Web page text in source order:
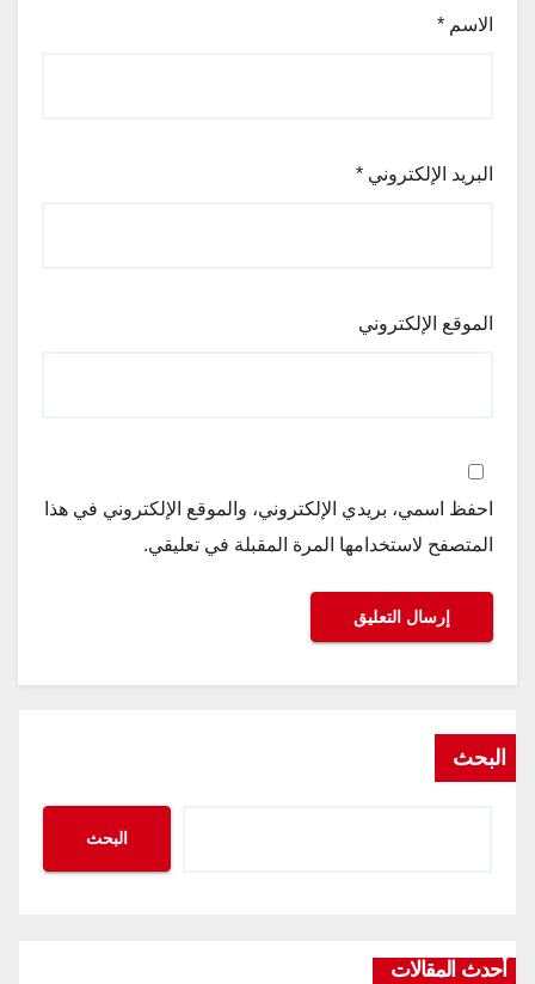
الاسم *
البريد الإلكتروني *
الموقع الإلكتروني
احفظ اسمي، بريدي الإلكتروني، والموقع الإلكتروني في هذا
المتصفح لاستخدامها المرة المقبلة في تعليقي.
البحث
البحث
أحدث المقالات